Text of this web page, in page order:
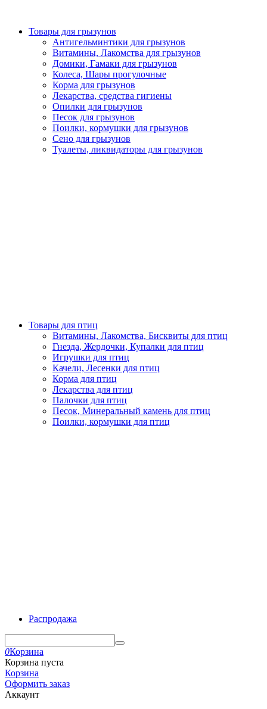
Товары для грызунов
Антигельминтики для грызунов
Витамины, Лакомства для грызунов
Домики, Гамаки для грызунов
Колеса, Шары прогулочные
Корма для грызунов
Лекарства, средства гигиены
Опилки для грызунов
Песок для грызунов
Поилки, кормушки для грызунов
Сено для грызунов
Туалеты, ликвидаторы для грызунов
Товары для птиц
Витамины, Лакомства, Бисквиты для птиц
Гнезда, Жердочки, Купалки для птиц
Игрушки для птиц
Качели, Лесенки для птиц
Корма для птиц
Лекарства для птиц
Палочки для птиц
Песок, Минеральный камень для птиц
Поилки, кормушки для птиц
Распродажа
0Корзина
Корзина пуста
Корзина
Оформить заказ
Аккаунт